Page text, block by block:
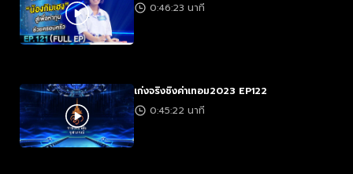
0:46:23 นาที
เก่งจริงชิงค่าเทอม2023 EP122
0:45:22 นาที